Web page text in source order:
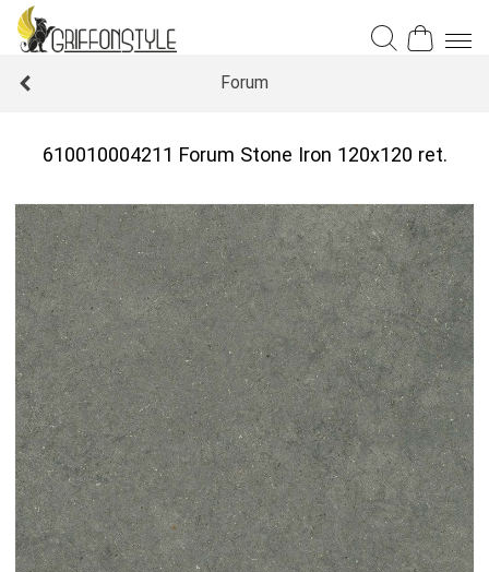
Forum
610010004211 Forum Stone Iron 120x120 ret.